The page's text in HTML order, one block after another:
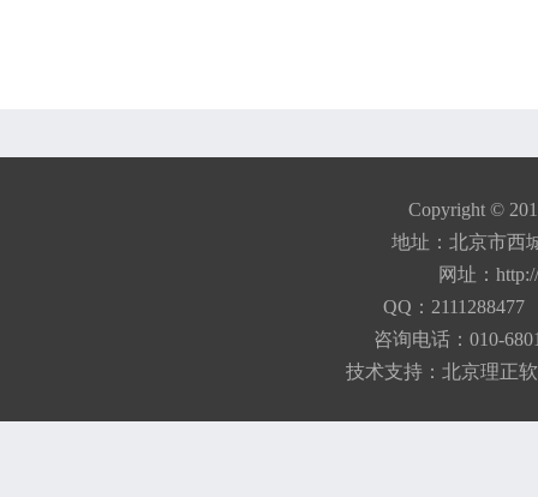
Copyright ©
地址：北京市西
网址：
QQ：
咨询电话：010-
技术支持： 北京理正